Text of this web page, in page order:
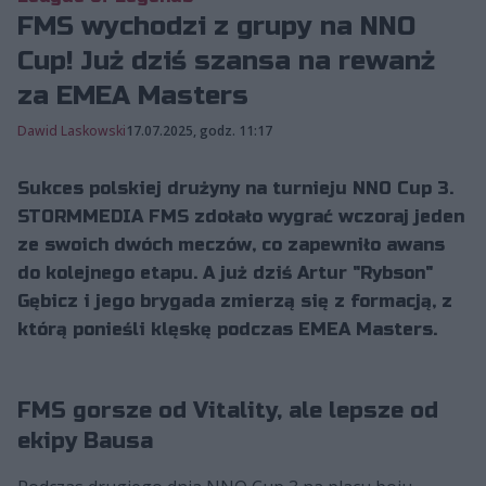
FMS wychodzi z grupy na NNO
Cup! Już dziś szansa na rewanż
za EMEA Masters
Dawid Laskowski17.07.2025, godz. 11:17
Sukces polskiej drużyny na turnieju NNO Cup 3.
STORMMEDIA FMS zdołało wygrać wczoraj jeden
ze swoich dwóch meczów, co zapewniło awans
do kolejnego etapu. A już dziś Artur "Rybson"
Gębicz i jego brygada zmierzą się z formacją, z
którą ponieśli klęskę podczas EMEA Masters.
FMS gorsze od Vitality, ale lepsze od
ekipy Bausa